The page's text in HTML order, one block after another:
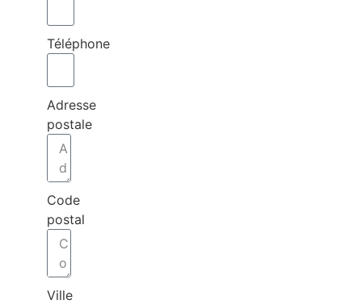
Téléphone
Adresse
postale
Code
postal
Ville